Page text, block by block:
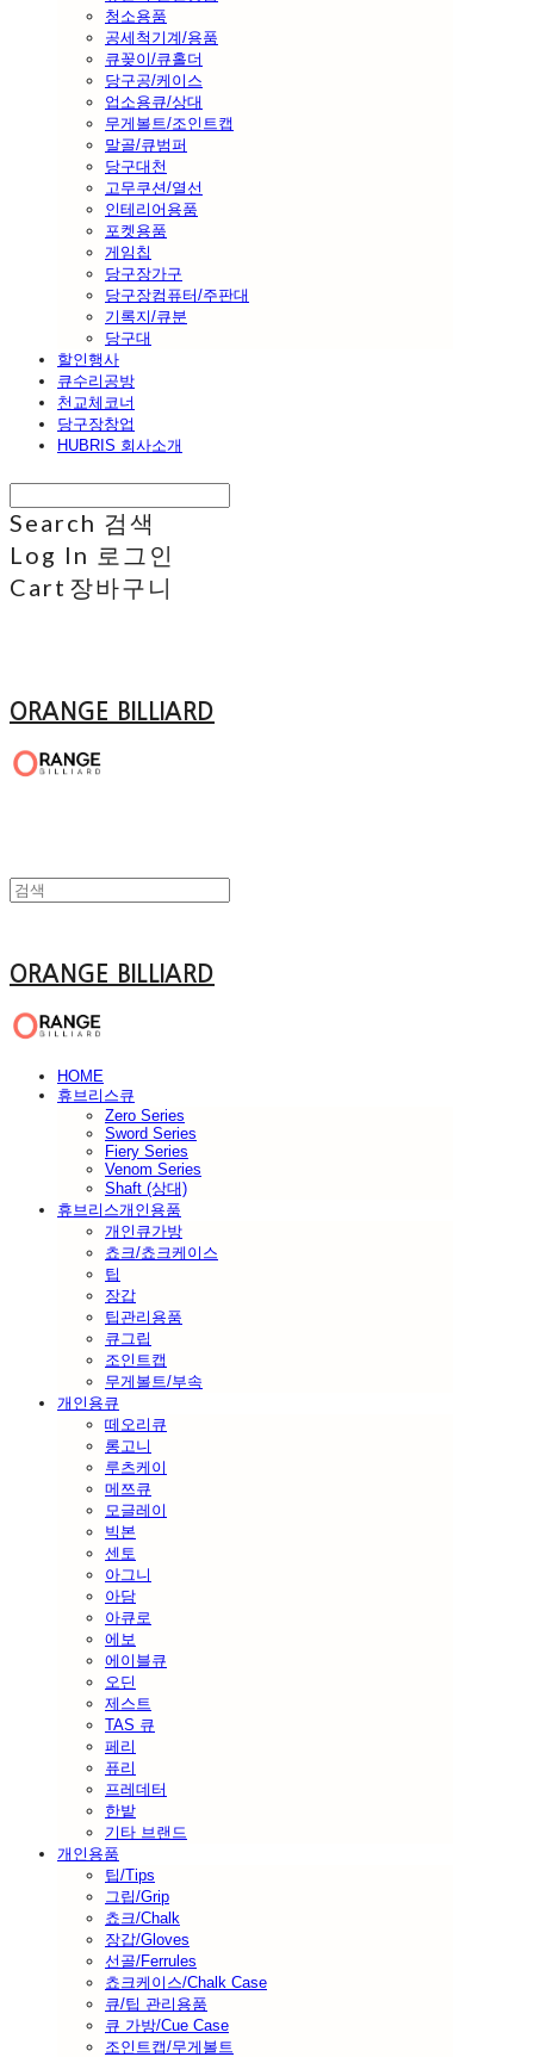
청소용품
공세척기계/용품
큐꽂이/큐홀더
당구공/케이스
업소용큐/상대
무게볼트/조인트캡
말골/큐범퍼
당구대천
고무쿠션/열선
인테리어용품
포켓용품
게임칩
당구장가구
당구장컴퓨터/주판대
기록지/큐분
당구대
할인행사
큐수리공방
천교체코너
당구장창업
HUBRIS 회사소개
Search 검색
Log In 로그인
Cart 장바구니
ORANGE BILLIARD
ORANGE BILLIARD
HOME
휴브리스큐
Zero Series
Sword Series
Fiery Series
Venom Series
Shaft (상대)
휴브리스개인용품
개인큐가방
쵸크/쵸크케이스
팁
장갑
팁관리용품
큐그립
조인트캡
무게볼트/부속
개인용큐
떼오리큐
롱고니
루츠케이
메쯔큐
모글레이
빅본
센토
아그니
아담
아큐로
에보
에이블큐
오딘
제스트
TAS 큐
페리
퓨리
프레데터
한밭
기타 브랜드
개인용품
팁/Tips
그립/Grip
쵸크/Chalk
장갑/Gloves
선골/Ferrules
쵸크케이스/Chalk Case
큐/팁 관리용품
큐 가방/Cue Case
조인트캡/무게볼트